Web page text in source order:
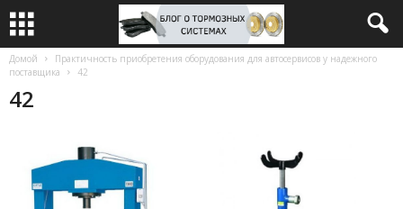
Домой
Практичность приобретения оборудования для автосервисов у надежного
поставщика
42
42